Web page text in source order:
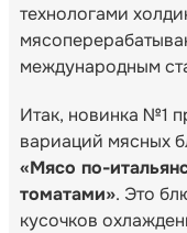
технологами
международным
Итак, новинка №1
вариаций мясных
«Мясо по-
томатами». Это
кусочков